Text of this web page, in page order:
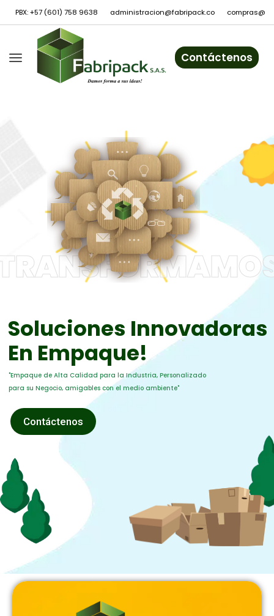
PBX: +57 (601) 758 9638 administracion@fabripack.co
Contáctenos
Soluciones Innovadoras
En Empaque!
"Empaque de Alta Calidad para la Industria, Personalizado
para su Negocio, amigables con el medio ambiente"
Contáctenos